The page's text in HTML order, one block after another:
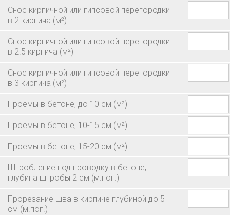
Снос кирпичной или гипсовой перегородки
в 2 кирпича (м²)
Снос кирпичной или гипсовой перегородки
в 2.5 кирпича (м²)
Снос кирпичной или гипсовой перегородки
в 3 кирпича (м²)
Проемы в бетоне, до 10 см (м²)
Проемы в бетоне, 10-15 см (м²)
Проемы в бетоне, 15-20 см (м²)
Штробление под проводку в бетоне,
глубина штробы 2 см (м.пог.)
Прорезание шва в кирпиче глубиной до 5
см (м.пог.)